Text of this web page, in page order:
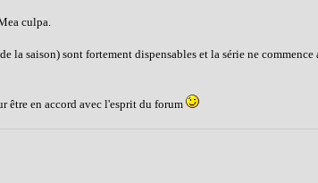
culpa.
la saison) sont fortement dispensables et la série ne
être en accord avec l'esprit du forum